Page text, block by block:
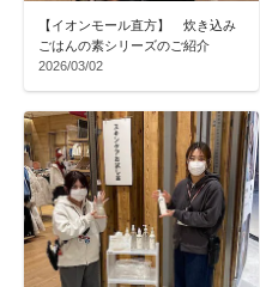
【イオンモール直方】 炊き込み
ごはんの素シリーズのご紹介
2026/03/02